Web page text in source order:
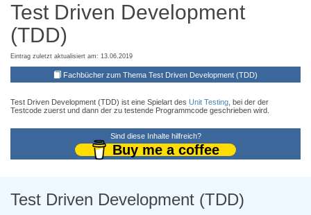
Test Driven Development
(TDD)
Eintrag zuletzt aktualisiert am: 13.06.2019
Fachbücher zum Thema Test Driven Development (TDD)
Test Driven Development (TDD) ist eine Spielart des Unit Testing , bei der der
Testcode zuerst und dann der zu testende Programmcode geschrieben wird.
Sind diese Inhalte hilfreich?
Buy me a coffee
Test Driven Development (TDD)